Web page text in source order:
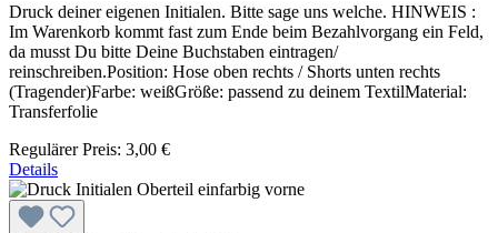
Druck deiner eigenen Initialen. Bitte sage uns welche. HINWEIS :
Im Warenkorb kommt fast zum Ende beim Bezahlvorgang ein Feld,
da musst Du bitte Deine Buchstaben eintragen/
reinschreiben.Position: Hose oben rechts / Shorts unten rechts
(Tragender)Farbe: weißGröße: passend zu deinem TextilMaterial:
Transferfolie
Regulärer Preis: 3,00 €
Details